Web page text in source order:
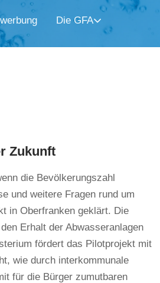
Die GFA
Zukunft
die Bevölkerungszahl
und weitere Fragen rund um
in Oberfranken geklärt. Die
Erhalt der Abwasseranlagen
fördert das Pilotprojekt mit
wie durch interkommunale
für die Bürger zumutbaren